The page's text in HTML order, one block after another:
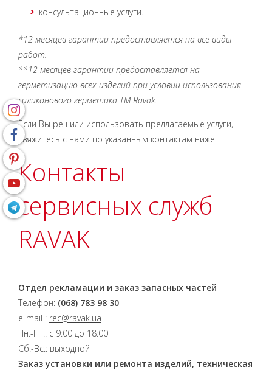
консультационные услуги.
*12 месяцев гарантии предоставляется на все виды
работ.
**12 месяцев гарантии предоставляется на
герметизацию всех изделий при условии использования
силиконового герметика ТМ Ravak.
Если Вы решили использовать предлагаемые услуги,
свяжитесь с нами по указанным контактам ниже:
Контакты
сервисных служб
RAVAK
Отдел рекламации и заказ запасных частей
Телефон: (068) 783 98 30
e-mail : rec@ravak.ua
Пн.-Пт.: с 9:00 до 18:00
Сб.-Вс.: выходной
Заказ установки или ремонта изделий, техническая